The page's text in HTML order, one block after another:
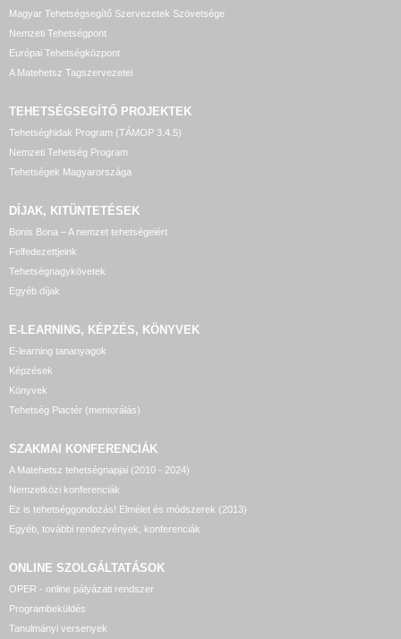
Magyar Tehetségsegítő Szervezetek Szövetsége
Nemzeti Tehetségpont
Európai Tehetségközpont
A Matehetsz Tagszervezetei
TEHETSÉGSEGÍTŐ PROJEKTEK
Tehetséghidak Program (TÁMOP 3.4.5)
Nemzeti Tehetség Program
Tehetségek Magyarországa
DÍJAK, KITÜNTETÉSEK
Bonis Bona – A nemzet tehetségeiért
Felfedezettjeink
Tehetségnagykövetek
Egyéb díjak
E-LEARNING, KÉPZÉS, KÖNYVEK
E-learning tananyagok
Képzések
Könyvek
Tehetség Piactér (mentorálás)
SZAKMAI KONFERENCIÁK
A Matehetsz tehetségnapjai (2010 - 2024)
Nemzetközi konferenciák
Ez is tehetséggondozás! Elmélet és módszerek (2013)
Egyéb, további rendezvények, konferenciák
ONLINE SZOLGÁLTATÁSOK
OPER - online pályázati rendszer
Programbeküldés
Tanulmányi versenyek